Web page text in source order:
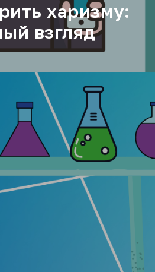
харизму:
взгляд